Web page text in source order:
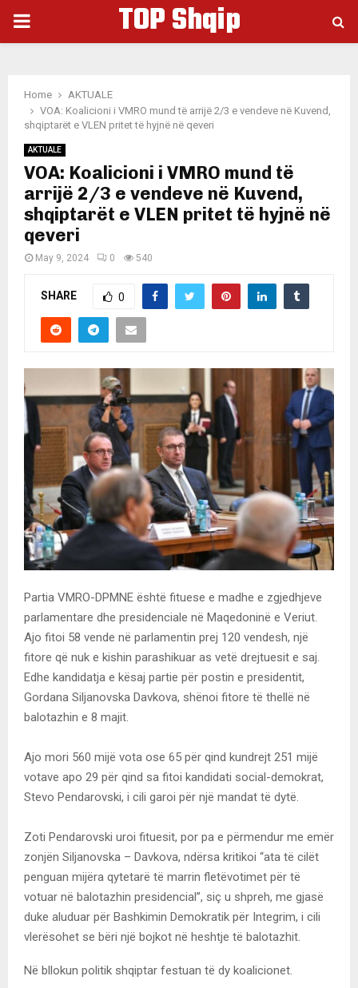
PRIMARY
TOP Shqip
Home
AKTUALE
VOA: Koalicioni i VMRO mund të arrijë 2/3 e vendeve në Kuvend,
shqiptarët e VLEN pritet të hyjnë në qeveri
AKTUALE
VOA: Koalicioni i VMRO mund të
arrijë 2/3 e vendeve në Kuvend,
shqiptarët e VLEN pritet të hyjnë në
qeveri
May 9, 2024 0 540
SHARE 0
Partia VMRO-DPMNE është fituese e madhe e zgjedhjeve
parlamentare dhe presidenciale në Maqedoninë e Veriut.
Ajo fitoi 58 vende në parlamentin prej 120 vendesh, një
fitore që nuk e kishin parashikuar as vetë drejtuesit e saj.
Edhe kandidatja e kësaj partie për postin e presidentit,
Gordana Siljanovska Davkova, shënoi fitore të thellë në
balotazhin e 8 majit.
Ajo mori 560 mijë vota ose 65 për qind kundrejt 251 mijë
votave apo 29 për qind sa fitoi kandidati social-demokrat,
Stevo Pendarovski, i cili garoi për një mandat të dytë.
Zoti Pendarovski uroi fituesit, por pa e përmendur me emër
zonjën Siljanovska – Davkova, ndërsa kritikoi “ata të cilët
penguan mijëra qytetarë të marrin fletëvotimet për të
votuar në balotazhin presidencial”, siç u shpreh, me gjasë
duke aluduar për Bashkimin Demokratik për Integrim, i cili
vlerësohet se bëri një bojkot në heshtje të balotazhit.
Në bllokun politik shqiptar festuan të dy koalicionet.